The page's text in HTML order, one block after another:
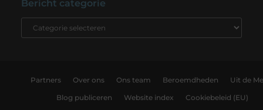
Bericht categorie
Partners Over ons Ons team Beroemdheden Uit de
Blog publiceren Website index Cookiebeleid (EU)